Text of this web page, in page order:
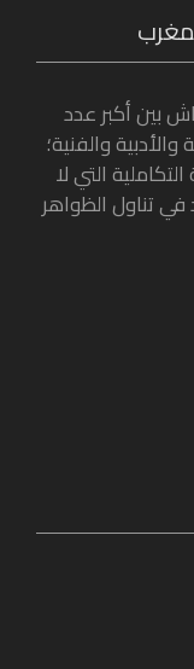
بين أكبر عدد
والفنية؛
التي لا
تناول الظواهر